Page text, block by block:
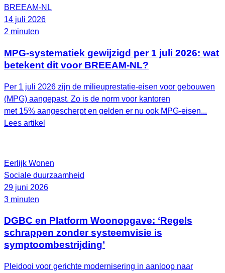
BREEAM-NL
14 juli 2026
2 minuten
MPG-systematiek gewijzigd per 1 juli 2026: wat
betekent dit voor BREEAM-NL?
Per 1 juli 2026 zijn de milieuprestatie-eisen voor gebouwen
(MPG) aangepast. Zo is de norm voor kantoren
met 15% aangescherpt en gelden er nu ook MPG-eisen...
Lees artikel
Eerlijk Wonen
Sociale duurzaamheid
29 juni 2026
3 minuten
DGBC en Platform Woonopgave: ‘Regels
schrappen zonder systeemvisie is
symptoombestrijding’
Pleidooi voor gerichte modernisering in aanloop naar